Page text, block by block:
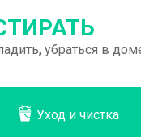
убраться в
Уход и чистка